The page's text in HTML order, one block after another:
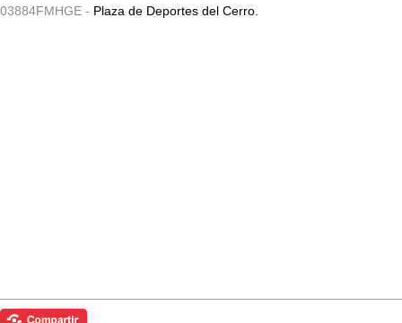
03884FMHGE - Plaza de Deportes del Cerro.